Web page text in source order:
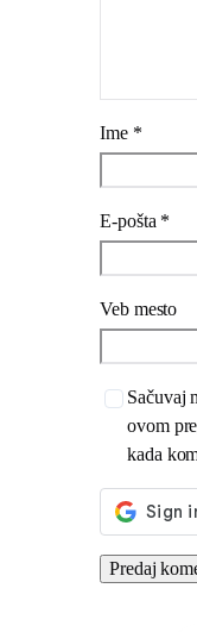
Ime *
E-pošta *
Veb mesto
Sačuvaj
ovom
kada